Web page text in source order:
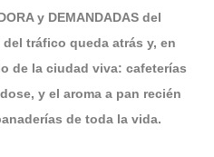
y DEMANDADAS del
tráfico queda atrás y, en
de la ciudad viva: cafeterías
y el aroma a pan recién
de toda la vida.